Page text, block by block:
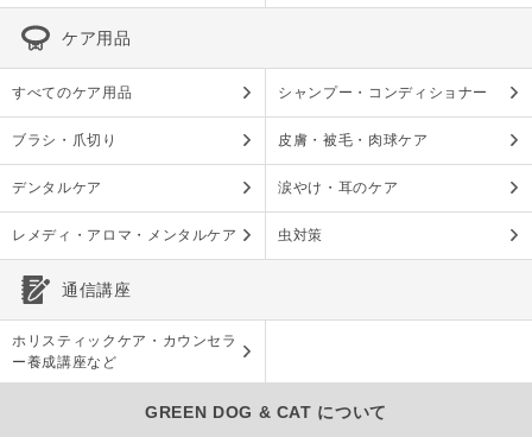
ケア用品
すべてのケア用品 シャンプー・コンディショナー
ブラシ・爪切り 皮膚・被毛・肉球ケア
デンタルケア 涙やけ・耳のケア
レメディ・アロマ・メンタルケア 虫対策
通信講座
ホリスティックケア・カウンセラ
ー養成講座など
GREEN DOG & CAT について